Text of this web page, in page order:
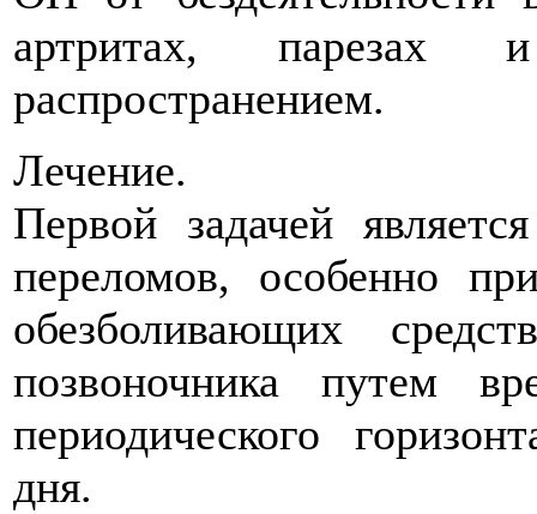
артритах, парезах
распространением.
Лечение.
Первой задачей
переломов, особенно
обезболивающих
позвоночника путем
периодического
дня.